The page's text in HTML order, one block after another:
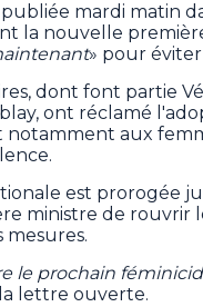
mardi matin
la nouvelle
» pour
dont font partie
ont réclamé
aux
est prorogée
ministre de rouvrir
le prochain
lettre ouverte.